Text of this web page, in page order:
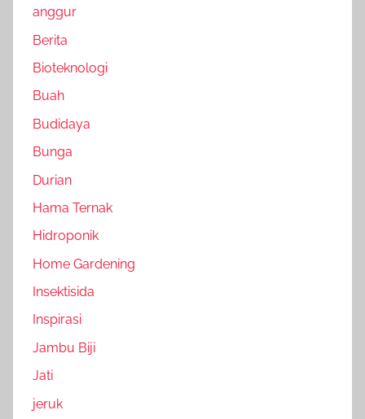
anggur
Berita
Bioteknologi
Buah
Budidaya
Bunga
Durian
Hama Ternak
Hidroponik
Home Gardening
Insektisida
Inspirasi
Jambu Biji
Jati
jeruk